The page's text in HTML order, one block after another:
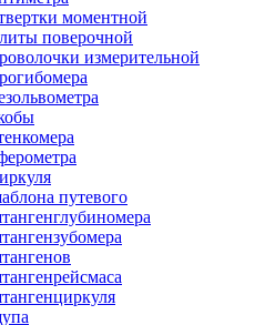
моментной
поверочной
измерительной
путевого